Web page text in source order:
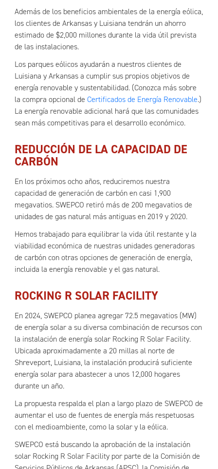
Además de los beneficios ambientales de la energía eólica,
los clientes de Arkansas y Luisiana tendrán un ahorro
estimado de $2,000 millones durante la vida útil prevista
de las instalaciones.
Los parques eólicos ayudarán a nuestros clientes de
Luisiana y Arkansas a cumplir sus propios objetivos de
energía renovable y sustentabilidad. (Conozca más sobre
la compra opcional de Certificados de Energía Renovable.)
La energía renovable adicional hará que las comunidades
sean más competitivas para el desarrollo económico.
REDUCCIÓN DE LA CAPACIDAD DE
CARBÓN
En los próximos ocho años, reduciremos nuestra
capacidad de generación de carbón en casi 1,900
megavatios. SWEPCO retiró más de 200 megavatios de
unidades de gas natural más antiguas en 2019 y 2020.
Hemos trabajado para equilibrar la vida útil restante y la
viabilidad económica de nuestras unidades generadoras
de carbón con otras opciones de generación de energía,
incluida la energía renovable y el gas natural.
ROCKING R SOLAR FACILITY
En 2024, SWEPCO planea agregar 72.5 megavatios (MW)
de energía solar a su diversa combinación de recursos con
la instalación de energía solar Rocking R Solar Facility.
Ubicada aproximadamente a 20 millas al norte de
Shreveport, Luisiana, la instalación producirá suficiente
energía solar para abastecer a unos 12,000 hogares
durante un año.
La propuesta respalda el plan a largo plazo de SWEPCO de
aumentar el uso de fuentes de energía más respetuosas
con el medioambiente, como la solar y la eólica.
SWEPCO está buscando la aprobación de la instalación
solar Rocking R Solar Facility por parte de la Comisión de